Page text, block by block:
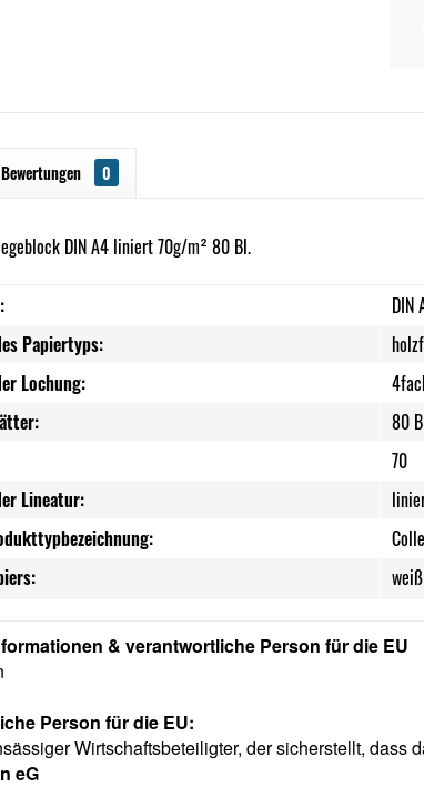
Bewertungen 0
DIN A4 liniert 70g/m² 80 Bl.
DIN
Papiertyps:
Lochung:
80
70
Lineatur:
weiß
& verantwortliche Person für die EU
Person für die EU:
Wirtschaftsbeteiligter, der sicherstellt, dass
eG